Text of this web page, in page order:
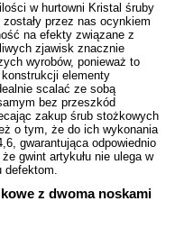
w hurtowni Kristal śruby
przez nas ocynkiem
na efekty związane z
zjawisk znacznie
wyrobów, ponieważ to
elementy
scalać ze sobą
bez przeszkód
zakup śrub stożkowych
o tym, że do ich wykonania
gwarantująca odpowiednio
gwint artykułu nie ulega w
defektom.
z dwoma noskami